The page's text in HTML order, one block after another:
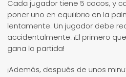
Cada jugador tiene 5 cocos, y
poner uno en equilibrio en la
lentamente. Un jugador debe
accidentalmente. ¡El primero
gana la partida!
¡Además, después de unos